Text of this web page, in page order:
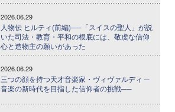
2026.06.29
人物伝 ヒルティ(前編)──「スイスの聖人」が説
いた司法・教育・平和の根底には、敬虔な信仰
心と造物主の願いがあった
2026.06.29
三つの顔を持つ天才音楽家・ヴィヴァルディ ─
音楽の新時代を目指した信仰者の挑戦──